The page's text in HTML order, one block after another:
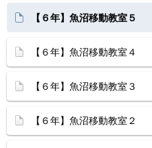
【６年】魚沼移動教室５
【６年】魚沼移動教室４
【６年】魚沼移動教室３
【６年】魚沼移動教室２